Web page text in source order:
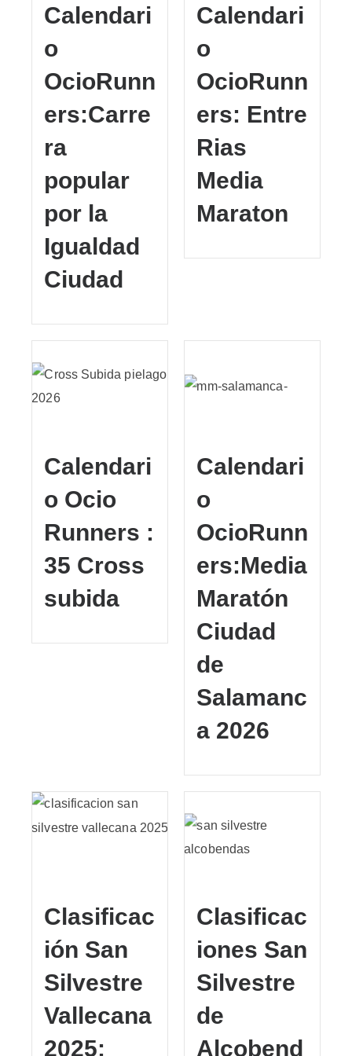
Calendari
o
OcioRunn
ers:Carre
ra
popular
por la
Igualdad
Ciudad
Calendari
o
OcioRunn
ers: Entre
Rias
Media
Maraton
Calendari
o Ocio
Runners :
35 Cross
subida
Calendari
o
OcioRunn
ers:Media
Maratón
Ciudad
de
Salamanc
a 2026
Clasificac
ión San
Silvestre
Vallecana
2025:
Clasificac
iones San
Silvestre
de
Alcobend